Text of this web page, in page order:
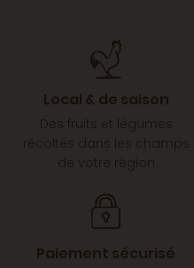
Local & de saison
Des fruits et légumes
récoltés dans les champs
de votre région
Paiement sécurisé